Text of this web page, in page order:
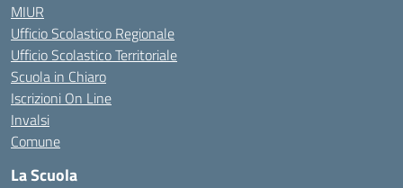
MIUR
Ufficio Scolastico Regionale
Ufficio Scolastico Territoriale
Scuola in Chiaro
Iscrizioni On Line
Invalsi
Comune
La Scuola